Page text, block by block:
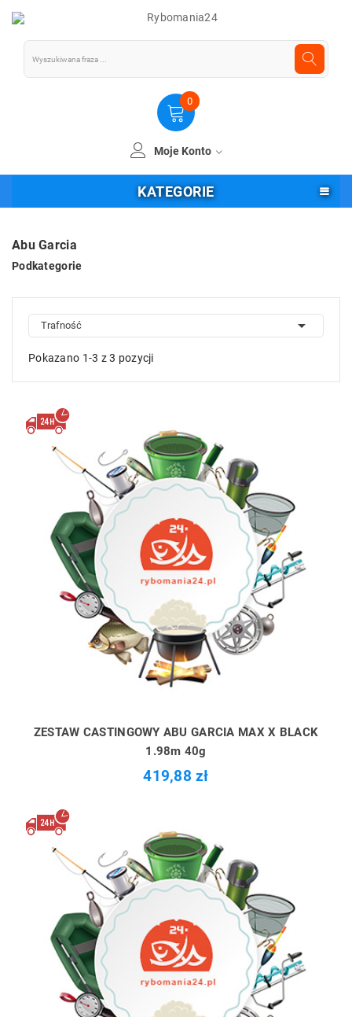
0
Moje Konto
KATEGORIE
Abu Garcia
Podkategorie
Trafność 
Pokazano 1-3 z 3 pozycji
ZESTAW CASTINGOWY ABU GARCIA MAX X BLACK
1.98m 40g
419,88 zł